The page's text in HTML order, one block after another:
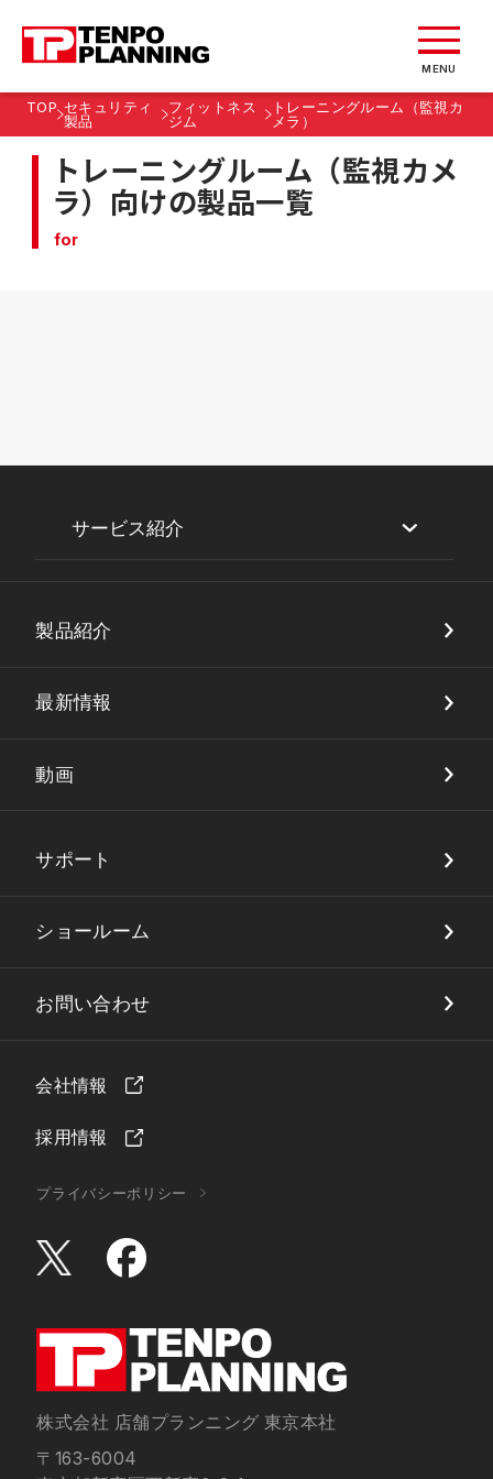
MENU
TOP セキュリティ
製品
フィットネス
ジム
トレーニングルーム（監視カ
メラ）
トレーニングルーム（監視カメ
ラ）向けの製品一覧
for
株式会社 店舗プランニング 東京本社
〒163-6004
プライバシーポリシー
サービス紹介
DX・店舗ソリューション
製品紹介
最新情報
動画
サポート
ショールーム
お問い合わせ
会社情報
採用情報